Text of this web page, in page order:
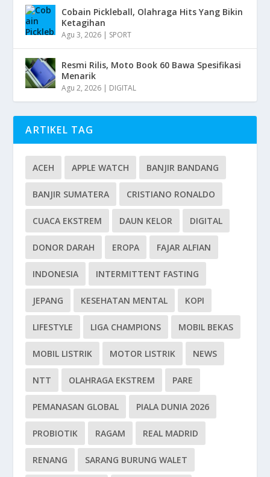
Cobain Pickleball, Olahraga Hits Yang Bikin
Ketagihan
Agu 3, 2026 | SPORT
Resmi Rilis, Moto Book 60 Bawa Spesifikasi
Menarik
Agu 2, 2026 | DIGITAL
ARTIKEL TAG
ACEH APPLE WATCH BANJIR BANDANG
BANJIR SUMATERA CRISTIANO RONALDO
CUACA EKSTREM DAUN KELOR DIGITAL
DONOR DARAH EROPA FAJAR ALFIAN
INDONESIA INTERMITTENT FASTING
JEPANG KESEHATAN MENTAL KOPI
LIFESTYLE LIGA CHAMPIONS MOBIL BEKAS
MOBIL LISTRIK MOTOR LISTRIK NEWS
NTT OLAHRAGA EKSTREM PARE
PEMANASAN GLOBAL PIALA DUNIA 2026
PROBIOTIK RAGAM REAL MADRID
RENANG SARANG BURUNG WALET